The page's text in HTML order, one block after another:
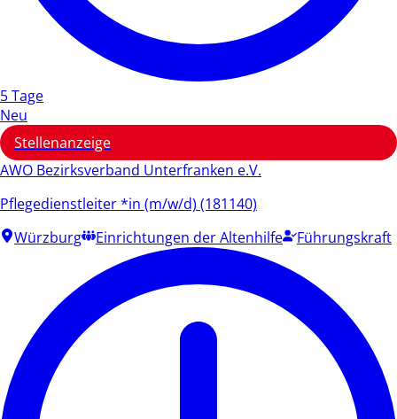
5 Tage
Neu
Stellenanzeige
AWO Bezirksverband Unterfranken e.V.
Pflegedienstleiter *in (m/w/d) (181140)
Würzburg
Einrichtungen der Altenhilfe Führungskraft